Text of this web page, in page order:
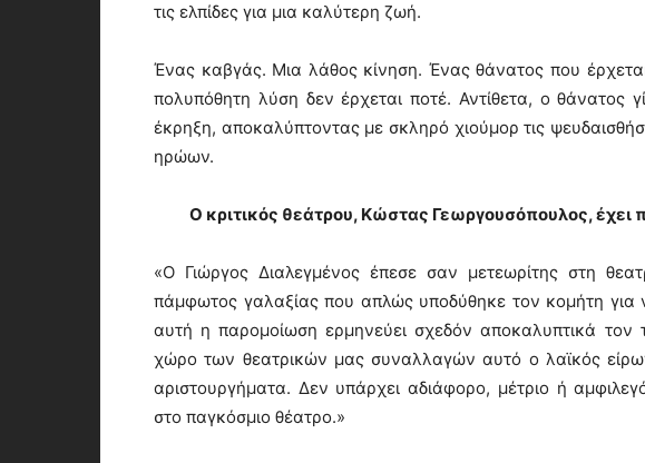
τις ελπίδες για μια καλύτερη ζωή.
Ένας καβγάς. Μια λάθος κίνηση. Ένας θάνατος που
πολυπόθητη λύση δεν έρχεται ποτέ. Αντίθετα, ο θάνατος
έκρηξη, αποκαλύπτοντας με σκληρό χιούμορ τις
ηρώων.
Ο κριτικός θεάτρου, Κώστας Γεωργουσόπουλος, έχει
«Ο Γιώργος Διαλεγμένος έπεσε σαν μετεωρίτης στη
πάμφωτος γαλαξίας που απλώς υποδύθηκε τον κομήτη
αυτή η παρομοίωση ερμηνεύει σχεδόν αποκαλυπτικά τον
χώρο των θεατρικών μας συναλλαγών αυτό ο λαϊκός
αριστουργήματα. Δεν υπάρχει αδιάφορο, μέτριο ή
στο παγκόσμιο θέατρο.»